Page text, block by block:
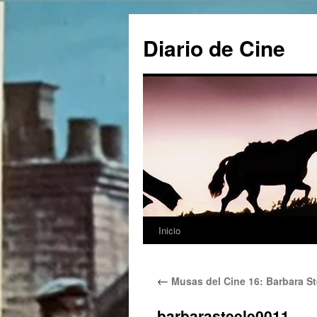
contenido
Diario de Cine
Inicio
← Musas del Cine 16: Barbara